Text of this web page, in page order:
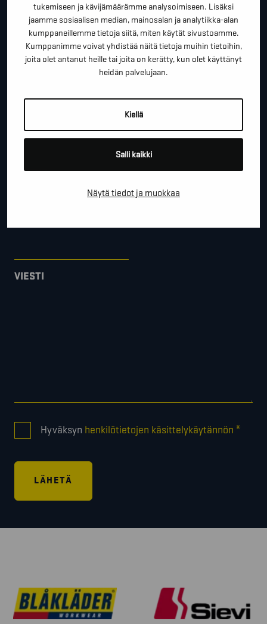
tukemiseen ja kävijämäärämme analysoimiseen. Lisäksi
jaamme sosiaalisen median, mainosalan ja analytiikka-alan
kumppaneillemme tietoja siitä, miten käytät sivustoamme.
Kumppanimme voivat yhdistää näitä tietoja muihin tietoihin,
joita olet antanut heille tai joita on kerätty, kun olet käyttänyt
heidän palvelujaan.
Kiellä
Salli kaikki
Näytä tiedot ja muokkaa
ETUNIMI SUKUNIMI *
*
YRITYS
VIESTI
Hyväksyn henkilötietojen käsittelykäytännön *